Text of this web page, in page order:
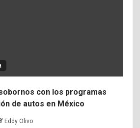
con los programas
de autos en México
Eddy Olivo